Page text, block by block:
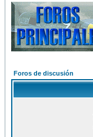
Foros de discusión